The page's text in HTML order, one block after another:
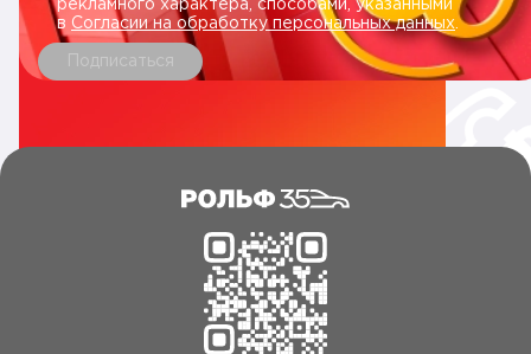
рекламного характера, способами, указанными
в Согласии на обработку персональных данных
Подписаться